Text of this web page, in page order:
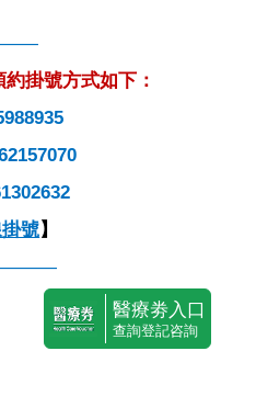
掛號方式如下：
號】
醫療劵入口
查詢登記咨詢